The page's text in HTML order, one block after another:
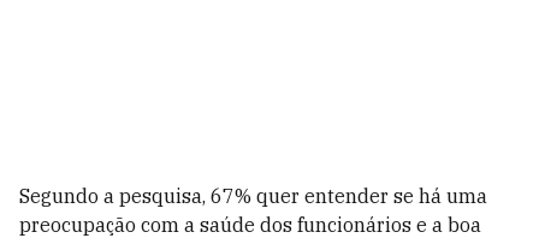
Segundo a pesquisa, 67% quer entender se há uma
preocupação com a saúde dos funcionários e a boa